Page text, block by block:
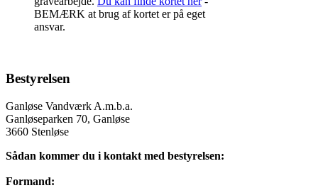
BEMÆRK at brug af kortet er på eget
ansvar.
Bestyrelsen
Ganløse Vandværk A.m.b.a.
Ganløseparken 70, Ganløse
3660 Stenløse
Sådan kommer du i kontakt med bestyrelsen:
Formand: